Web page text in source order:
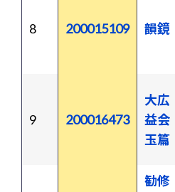
8 200015109 韻鏡
9 200016473
大広
益会
玉篇
勧修